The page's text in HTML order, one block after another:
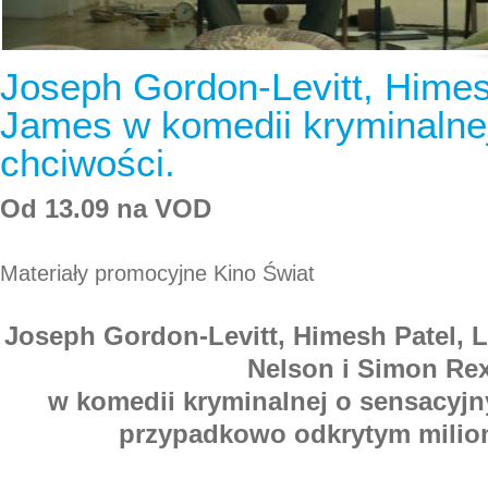
Joseph Gordon-Levitt,
James w komedii
chciwości.
Od 13.09 na VOD
Materiały promocyjne Kino Świat
Joseph Gordon-Levitt, Himesh Patel,
Nelson i Simon
w komedii kryminalnej o
przypadkowo odkrytym